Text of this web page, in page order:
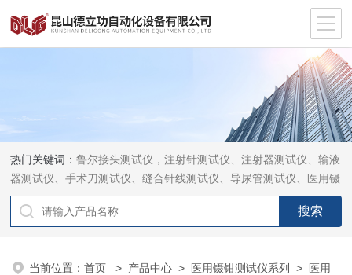
热门关键词：鲁尔接头测试仪，注射针测试仪、注射器测试仪、输液
器测试仪、手术刀测试仪、缝合针线测试仪、导尿管测试仪、医用镊
钳测试仪、导引管导丝测试仪、针灸针测试仪、留置针测试仪
当前位置：首页 > 产品中心 > 医用镊钳测试仪系列 > 医用